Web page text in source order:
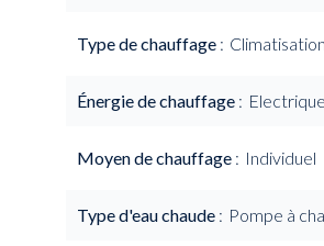
Type de chauffage Climatisation
Énergie de chauffage Electrique
Moyen de chauffage Individuel
Type d'eau chaude Pompe à